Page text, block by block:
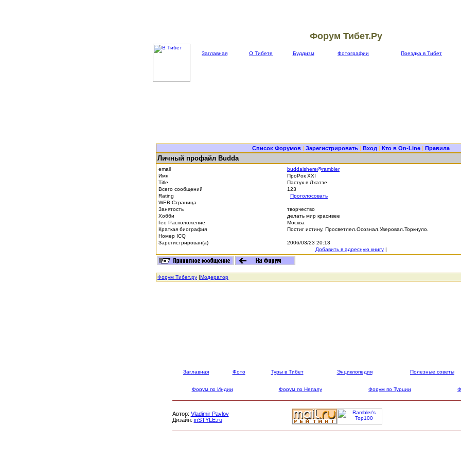
Форум Тибет.Ру
Заглавная О Тибете Буддизм Фотографии Поездка в Тибет
Список Форумов | Зарегистрировать | Вход | Кто в On-Line | Правила
Личный профайл Budda
email
buddaishere@rambler
Имя
ПроРок XXI
Title
Пастух в Лхатзе
Всего сообщений
123
Rating
Проголосовать
WEB-Страница
Занятость
творчество
Хобби
делать мир красивее
Гео Расположение
Москва
Краткая биография
Постиг истину. Просветлел.Осознал.Уверовал.Торкнуло.
Номер ICQ
Зарегистрирован(а)
2006/03/23 20:13
Добавить в адресную книгу|
Форум Тибет.ру |Модератор
Заглавная Фото Туры в Тибет Энциклопедия Полезные советы
Форум по Индии Форум по Непалу Форум по Турции
Автор: Vladimir Pavlov
Дизайн: inSTYLE.ru